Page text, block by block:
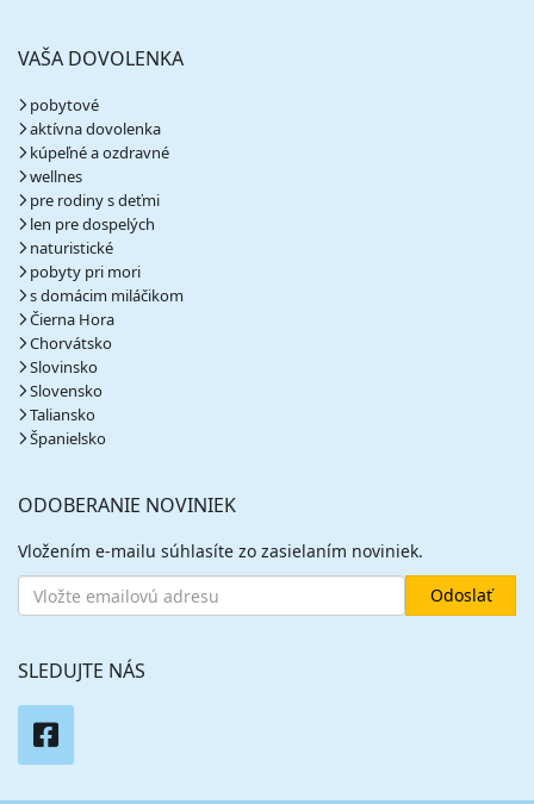
VAŠA DOVOLENKA
pobytové
aktívna dovolenka
kúpeľné a ozdravné
wellnes
pre rodiny s deťmi
len pre dospelých
naturistické
pobyty pri mori
s domácim miláčikom
Čierna Hora
Chorvátsko
Slovinsko
Slovensko
Taliansko
Španielsko
ODOBERANIE NOVINIEK
Vložením e-mailu súhlasíte zo zasielaním noviniek.
SLEDUJTE NÁS